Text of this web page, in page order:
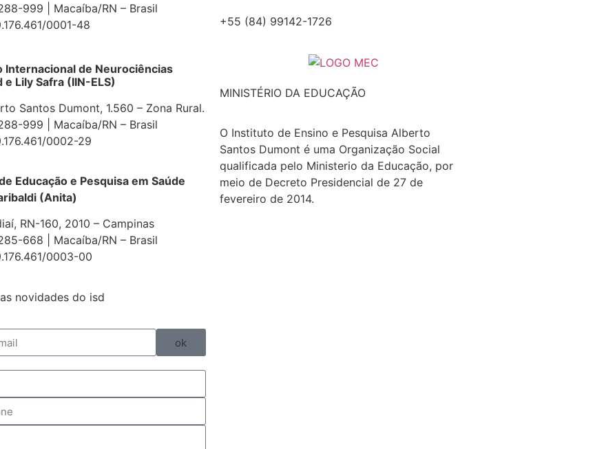
999 | Macaíba/RN – Brasil
0001-48
Internacional de Neurociências
e Lily Safra (IIN-ELS)
Santos Dumont, 1.560 – Zona Rural.
999 | Macaíba/RN – Brasil
0002-29
Educação e Pesquisa em Saúde
(Anita)
RN-160, 2010 – Campinas
668 | Macaíba/RN – Brasil
0003-00
novidades do isd
ok
+55 (84) 99142-1726
MINISTÉRIO DA EDUCAÇÃO
O Instituto de Ensino e Pesquisa Alberto
Santos Dumont é uma Organização Social
qualificada pelo Ministerio da Educação, por
meio de Decreto Presidencial de 27 de
fevereiro de 2014.